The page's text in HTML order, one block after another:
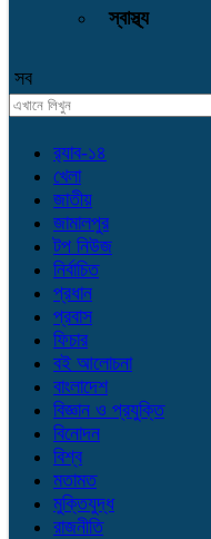
স্বাস্থ্য
সব
র‌্যাব-১৪
খেলা
জাতীয়
জামালপুর
টপ নিউজ
নির্বাচিত
প্রধান
প্রবাস
ফিচার
বই আলোচনা
বাংলাদেশ
বিজ্ঞান ও প্রযুক্তি
বিনোদন
বিশ্ব
মতামত
মুক্তিযুদ্ধ
রাজনীতি